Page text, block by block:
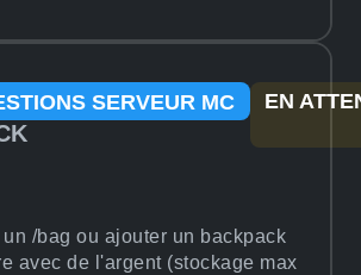
SERVEUR MC EN
/bag ou ajouter un backpack
avec de l'argent (stockage max